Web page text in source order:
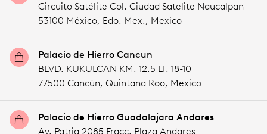
Circuito Satélite Col. Ciudad Satelite Naucalpan
53100 México, Edo. Mex., Mexico
Palacio de Hierro Cancun
BLVD. KUKULCAN KM. 12.5 LT. 18-10
77500 Cancún, Quintana Roo, Mexico
Palacio de Hierro Guadalajara Andares
Av. Patria 2085 Fracc. Plaza Andares